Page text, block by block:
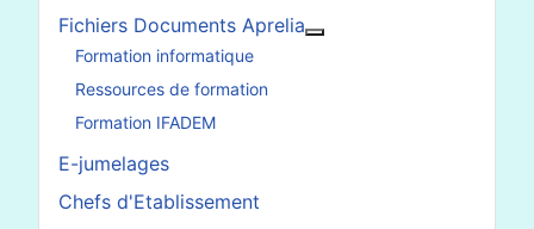
Fichiers Documents Aprelia
Formation informatique
Ressources de formation
Formation IFADEM
E-jumelages
Chefs d'Etablissement